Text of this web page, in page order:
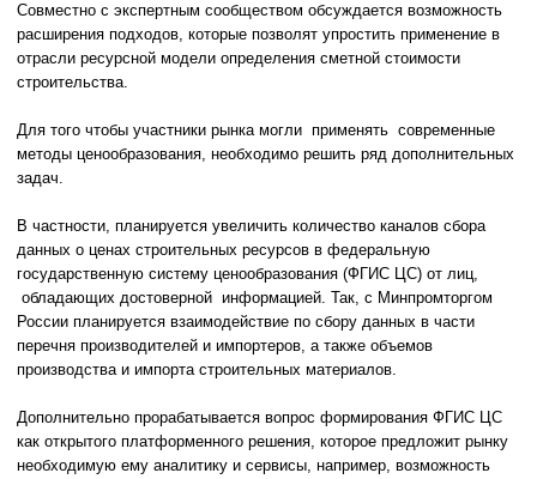
Совместно с экспертным сообществом обсуждается возможность
расширения подходов, которые позволят упростить применение в
отрасли ресурсной модели определения сметной стоимости
строительства.
Для того чтобы участники рынка могли применять современные
методы ценообразования, необходимо решить ряд дополнительных
задач.
В частности, планируется увеличить количество каналов сбора
данных о ценах строительных ресурсов в федеральную
государственную систему ценообразования (ФГИС ЦС) от лиц,
обладающих достоверной информацией. Так, с Минпромторгом
России планируется взаимодействие по сбору данных в части
перечня производителей и импортеров, а также объемов
производства и импорта строительных материалов.
Дополнительно прорабатывается вопрос формирования ФГИС ЦС
как открытого платформенного решения, которое предложит рынку
необходимую ему аналитику и сервисы, например, возможность